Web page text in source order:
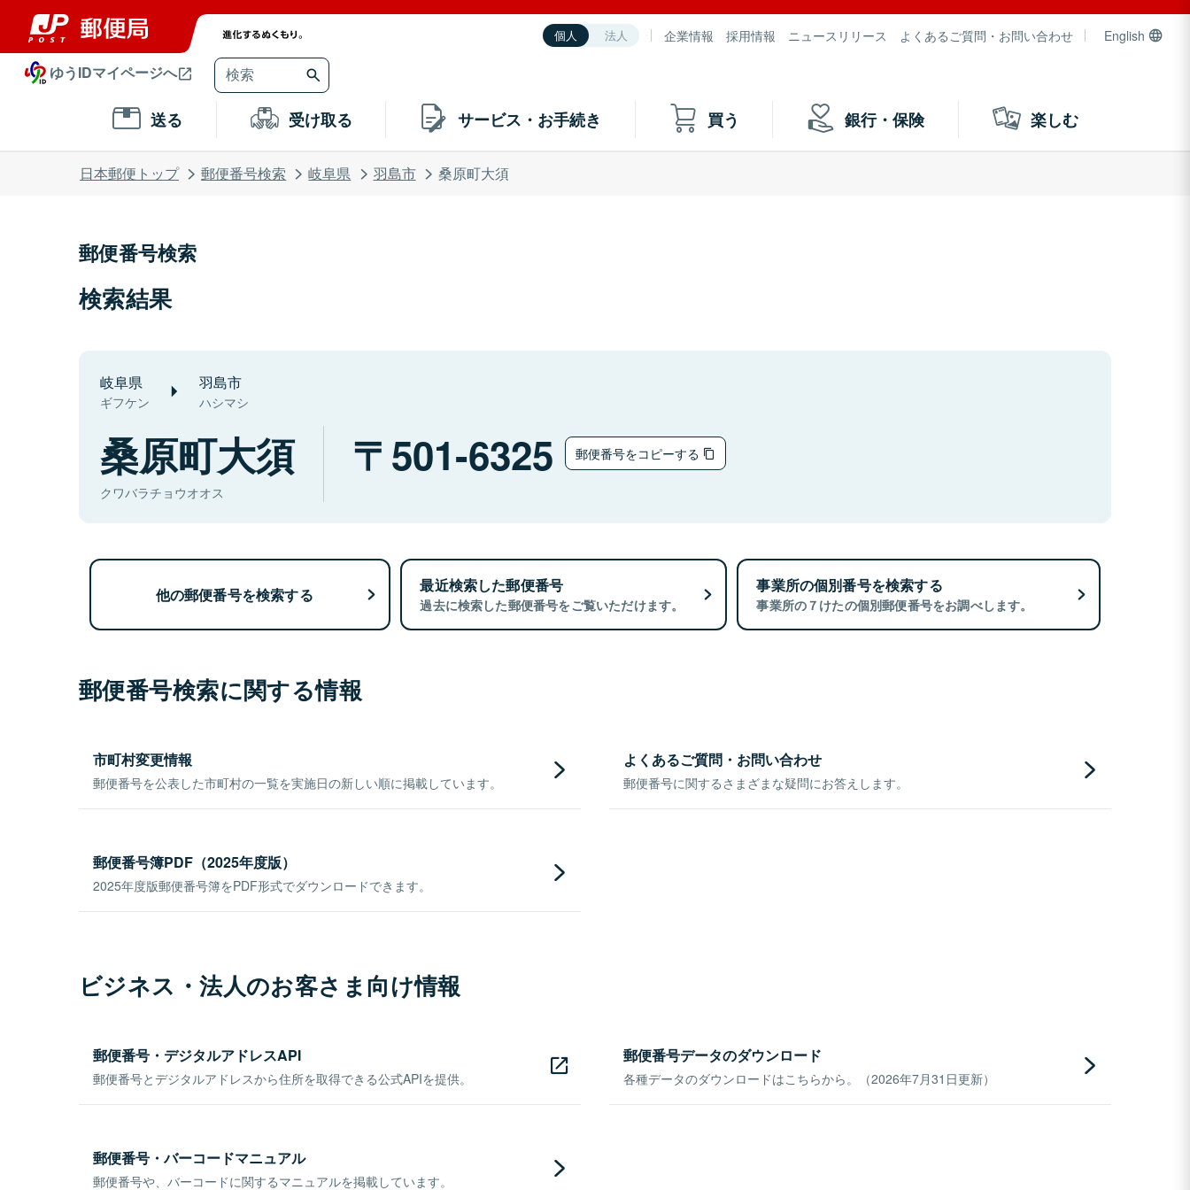
個人 法人 企業情報 採用情報 ニュースリリース よくあるご質問・お問い合わせ English
ゆうIDマイページへ
送る 受け取る サービス・お手続き 買う 銀行・保険 楽しむ
日本郵便トップ 郵便番号検索 岐阜県 羽島市 桑原町大須
郵便番号検索
検索結果
岐阜県
ギフケン
羽島市
ハシマシ
桑原町大須
クワバラチョウオオス
501-6325 郵便番号をコピーする
他の郵便番号を検索する 最近検索した郵便番号
過去に検索した郵便番号をご覧いただけます。
事業所の個別番号を検索する
事業所の７けたの個別郵便番号をお調べします。
郵便番号検索に関する情報
市町村変更情報
郵便番号を公表した市町村の一覧を実施日の新しい順に掲載しています。
よくあるご質問・お問い合わせ
郵便番号に関するさまざまな疑問にお答えします。
郵便番号簿PDF（2025年度版）
2025年度版郵便番号簿をPDF形式でダウンロードできます。
ビジネス・法人のお客さま向け情報
郵便番号・デジタルアドレスAPI
郵便番号とデジタルアドレスから住所を取得できる公式APIを提供。
郵便番号データのダウンロード
各種データのダウンロードはこちらから。（2026年7月31日更新）
郵便番号・バーコードマニュアル
郵便番号や、バーコードに関するマニュアルを掲載しています。